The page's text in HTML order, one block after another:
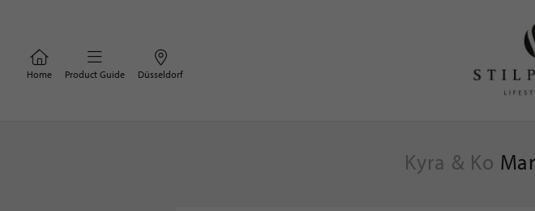
Home Product Guide Düsseldorf
Kyra & Ko